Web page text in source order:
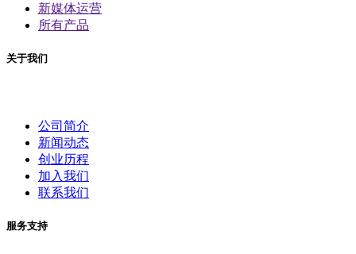
新媒体运营
所有产品
关于我们
公司简介
新闻动态
创业历程
加入我们
联系我们
服务支持